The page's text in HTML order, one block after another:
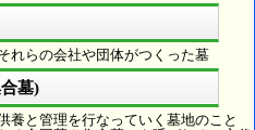
れらの会社や団体がつくった墓
墓)
養と管理を行なっていく墓地のこと